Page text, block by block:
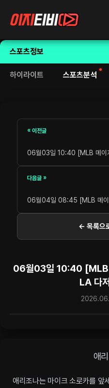
스포츠정보
하이라이트 스포츠분석
« 이전글
06월03일 10:40 [MLB 메이
다음글 »
06월04일 08:45 [MLB 메이
← 목록으
06월03일 10:40 [MLB
LA 다
애
애리조나는 마이크 소로카를 앞